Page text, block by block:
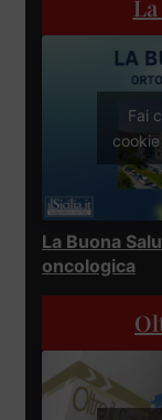
Fai
La Buona
oncologica